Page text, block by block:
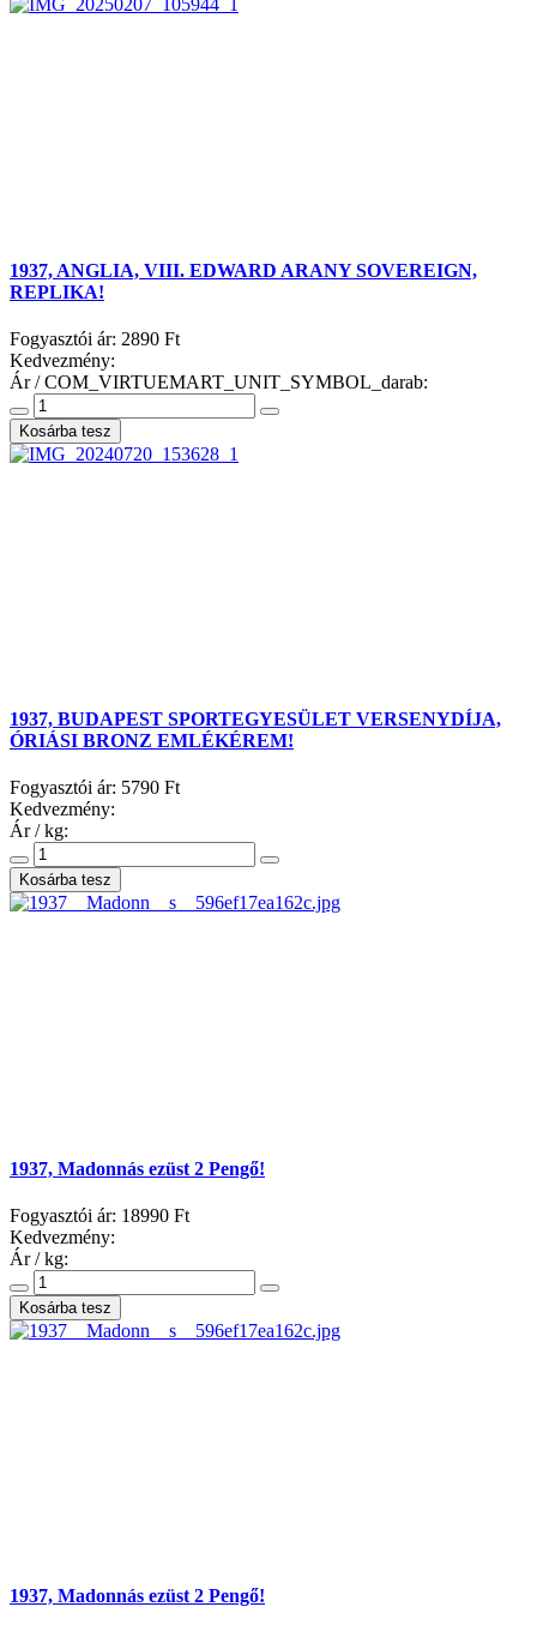
1937, ANGLIA, VIII. EDWARD ARANY SOVEREIGN,
REPLIKA!
Fogyasztói ár: 2890 Ft
Kedvezmény:
Ár / COM_VIRTUEMART_UNIT_SYMBOL_darab:
1937, BUDAPEST SPORTEGYESÜLET VERSENYDÍJA,
ÓRIÁSI BRONZ EMLÉKÉREM!
Fogyasztói ár: 5790 Ft
Kedvezmény:
Ár / kg:
1937, Madonnás ezüst 2 Pengő!
Fogyasztói ár: 18990 Ft
Kedvezmény:
Ár / kg:
1937, Madonnás ezüst 2 Pengő!